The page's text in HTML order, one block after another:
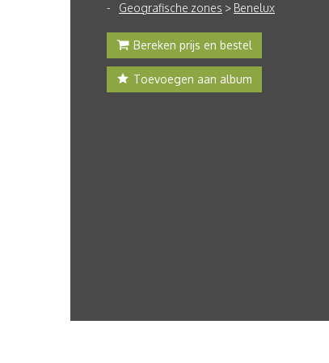
Geografische zones > Benelux
Bereken prijs en bestel
Toevoegen aan album